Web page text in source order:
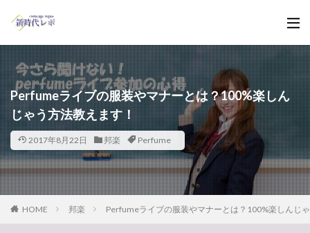
Perfumeライブの服装やマナーとは？100%楽しん
じゃう方法教えます！
2017年8月22日 邦楽 Perfume
HOME 邦楽 Perfumeライブの服装やマナーとは？100%楽しんじ